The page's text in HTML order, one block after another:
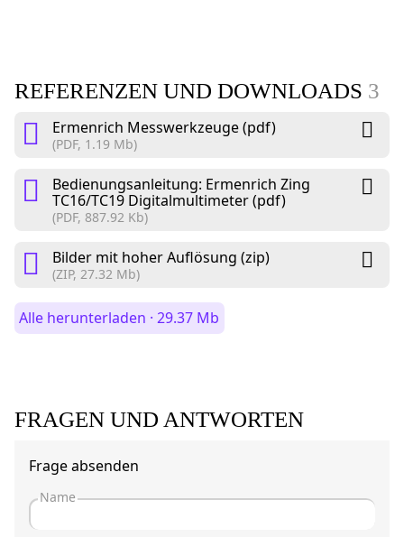
REFERENZEN UND DOWNLOADS 3
Ermenrich Messwerkzeuge (pdf)
(PDF, 1.19 Mb)
Bedienungsanleitung: Ermenrich Zing
TC16/TC19 Digitalmultimeter (pdf)
(PDF, 887.92 Kb)
Bilder mit hoher Auflösung (zip)
(ZIP, 27.32 Mb)
Alle herunterladen · 29.37 Mb
FRAGEN UND ANTWORTEN
Frage absenden